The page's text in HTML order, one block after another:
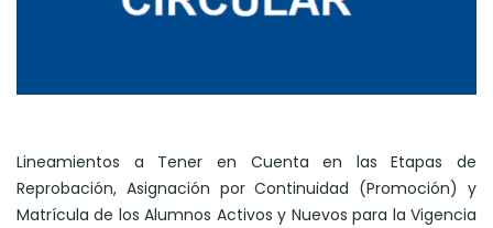
Lineamientos a Tener en Cuenta en las Etapas de
Reprobación, Asignación por Continuidad (Promoción) y
Matrícula de los Alumnos Activos y Nuevos para la Vigencia